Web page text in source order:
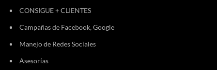
CONSIGUE + CLIENTES
Campañas de Facebook, Google
Manejo de Redes Sociales
Asesorías